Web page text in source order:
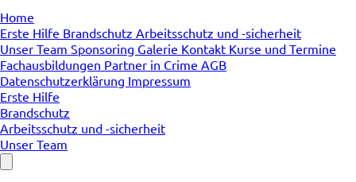
Home
Erste Hilfe Brandschutz Arbeitsschutz und -sicherheit
Unser Team Sponsoring Galerie Kontakt Kurse und Termine
Fachausbildungen Partner in Crime AGB
Datenschutzerklärung Impressum
Erste Hilfe
Brandschutz
Arbeitsschutz und -sicherheit
Unser Team